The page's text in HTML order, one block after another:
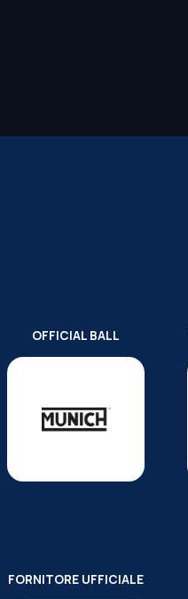
OFFICIAL BALL
FORNITORE UFFICIALE